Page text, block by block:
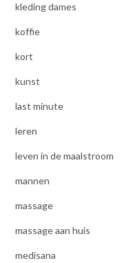
kleding dames
koffie
kort
kunst
last minute
leren
leven in de maalstroom
mannen
massage
massage aan huis
medisana